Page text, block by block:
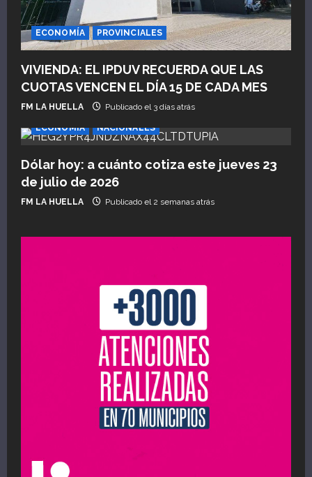
ECONOMÍA PROVINCIALES
VIVIENDA: EL IPDUV RECUERDA QUE LAS
CUOTAS VENCEN EL DÍA 15 DE CADA MES
FM LA HUELLA Publicado el 3 días atrás
ECONOMÍA NACIONALES
Dólar hoy: a cuánto cotiza este jueves 23
de julio de 2026
FM LA HUELLA Publicado el 2 semanas atrás